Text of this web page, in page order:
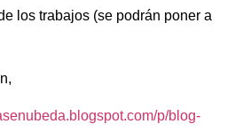
los trabajos (se podrán poner a
p/blog-